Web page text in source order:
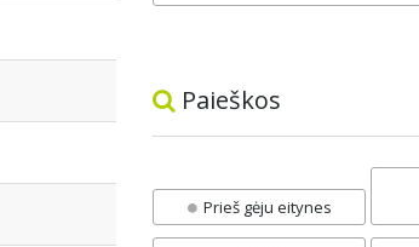
Paieškos
Prieš gėju eitynes